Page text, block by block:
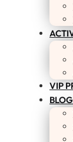
VIP
BLOG